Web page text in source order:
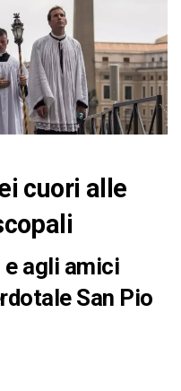
cuori alle
agli amici
San Pio